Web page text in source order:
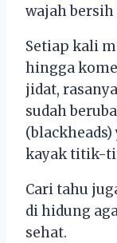
wajah bersih
Setiap kali
hingga
jidat,
sudah
kayak titik-
Cari tahu
di hidung
sehat.